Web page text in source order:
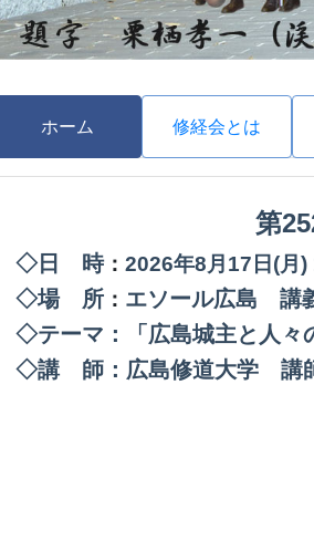
ホーム 修経会とは
第
◇日 時： 2026年8月17日(月 )
◇場 所 ： エソール広島 講
◇テーマ：「広島城主と人々
◇講 師：広島修道大学